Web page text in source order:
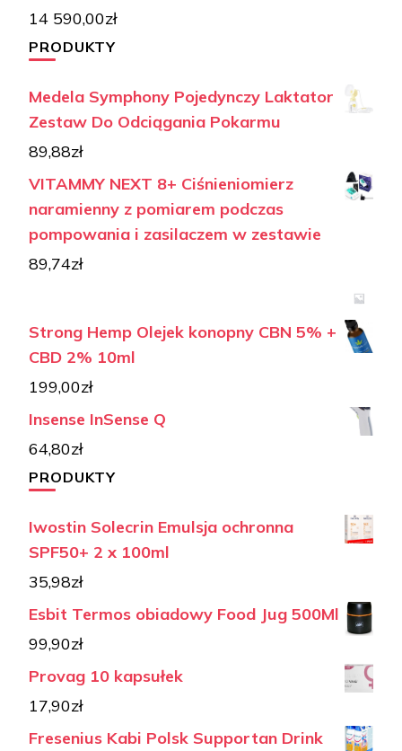
14 590,00zł
PRODUKTY
Medela Symphony Pojedynczy Laktator
Zestaw Do Odciągania Pokarmu
89,88zł
VITAMMY NEXT 8+ Ciśnieniomierz
naramienny z pomiarem podczas
pompowania i zasilaczem w zestawie
89,74zł
Strong Hemp Olejek konopny CBN 5% +
CBD 2% 10ml
199,00zł
Insense InSense Q
64,80zł
PRODUKTY
Iwostin Solecrin Emulsja ochronna
SPF50+ 2 x 100ml
35,98zł
Esbit Termos obiadowy Food Jug 500Ml
99,90zł
Provag 10 kapsułek
17,90zł
Fresenius Kabi Polsk Supportan Drink